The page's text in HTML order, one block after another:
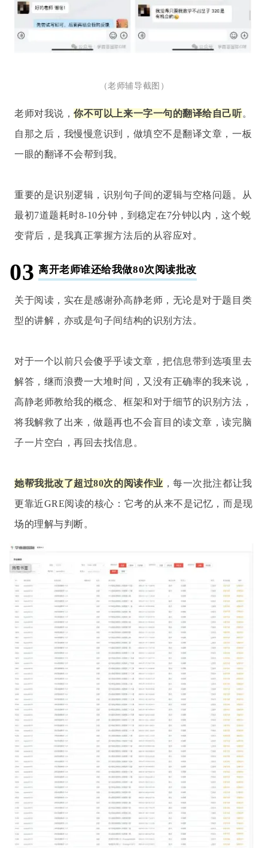
（老师辅导截图）
老师对我说，你不可以上来一字一句的翻译给自己听。
自那之后，我慢慢意识到，做填空不是翻译文章，一板
一眼的翻译不会帮到我。
重要的是识别逻辑，识别句子间的逻辑与空格问题。从
最初7道题耗时8-10分钟，到稳定在7分钟以内，这个蜕
变背后，是我真正掌握方法后的从容应对。
03 离开老师谁还给我做80次阅读批改
关于阅读，实在是感谢孙高静老师，无论是对于题目类
型的讲解，亦或是句子间结构的识别方法。
对于一个以前只会傻乎乎读文章，把信息带到选项里去
解答，继而浪费一大堆时间，又没有正确率的我来说，
高静老师教给我的概念、框架和对于细节的识别方法，
将我解救了出来，做题再也不会盲目的读文章，读完脑
子一片空白，再回去找信息。
她帮我批改了超过80次的阅读作业 ，每一次批注都让我
更靠近GRE阅读的核心：它考的从来不是记忆，而是现
场的理解与判断。